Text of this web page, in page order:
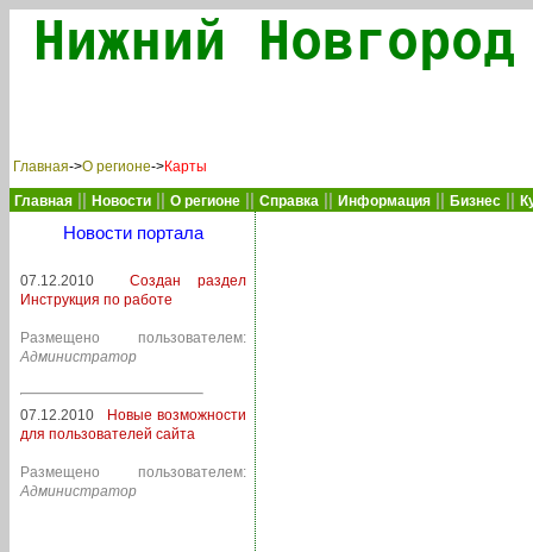
Нижний
Главная->О регионе->Карты
Главная Новости О регионе Справка Информация Бизнес
Новости портала
07.12.2010
Создан раздел
Инструкция по работе
Размещено пользователем:
Администратор
07.12.2010
Новые возможности
для пользователей сайта
Размещено пользователем:
Администратор